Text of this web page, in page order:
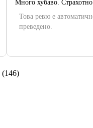
Много хубаво. Страхотно
Това ревю е
преведено.
(146)